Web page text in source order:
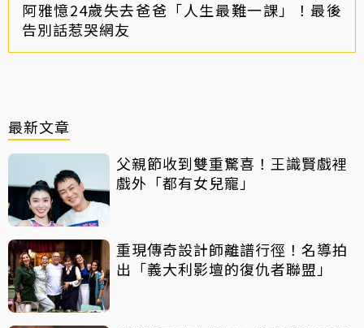
阿雅憶24歲失去爸爸「人生最難一課」！最後
告別話惹哭網友
最新文章
父親節收到雙重驚喜！王識賢戲裡
戲外「都有女兒寵」
重現傳奇設計師離譜行徑！名導拍
出「義大利影壇的復仇者聯盟」